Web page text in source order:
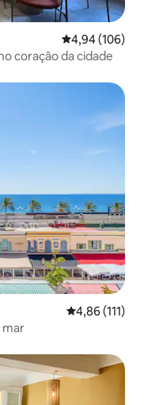
4,94 de uma
4,94 (106)
coração da cidade
4,86 de uma
4,86 (111)
mar